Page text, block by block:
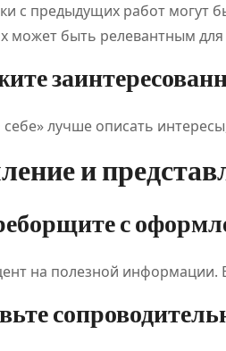
с предыдущих работ могут
может быть релевантным
себе» лучше описать
и
с
на полезной